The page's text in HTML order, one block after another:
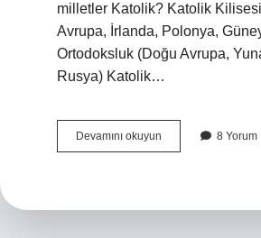
milletler Katolik? Katolik
Avrupa, İrlanda, Polonya,
Ortodoksluk (Doğu Avrupa,
Rusya) Katolik…
Devamını okuyun Hollanda
Katolik
8 Yorum